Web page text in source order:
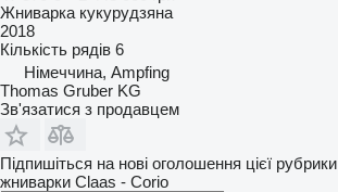
Жниварка кукурудзяна
2018
Кількість рядів 6
Німеччина, Ampfing
Thomas Gruber KG
Зв'язатися з продавцем
Підпишіться на нові оголошення цієї рубрики
жниварки Claas - Corio